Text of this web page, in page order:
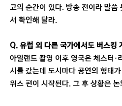
고의 순간이 있다. 방송 전이라 말씀
서 확인해 달라.
Q. 유럽 외 다른 국가에서도 버스킹
아일랜드 촬영 이후 영국은 체스터·
시를 갔는데 도시마다 공연의 형태
위스 편이 시작된다. 그 후 상황은